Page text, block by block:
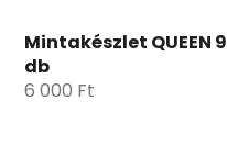
Mintakészlet QUEEN 9
db
6 000 Ft